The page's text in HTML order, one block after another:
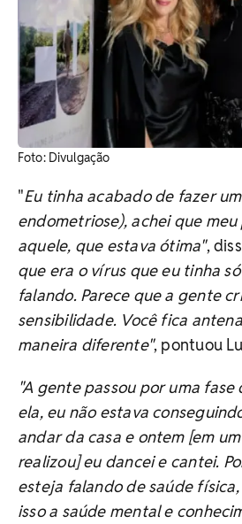
Foto: Divulgação
"Eu tinha acabado de fazer
endometriose), achei que
aquele, que estava ótima",
que era o vírus que eu tinha
falando. Parece que a gente
sensibilidade. Você fica
maneira diferente", pontuou
"A gente passou por uma fase
ela, eu não estava
andar da casa e ontem [em
realizou] eu dancei e cantei.
esteja falando de saúde
isso a saúde mental e